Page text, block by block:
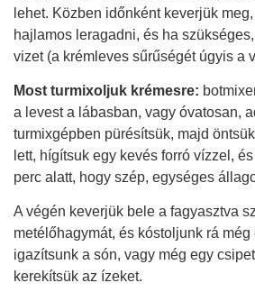
lehet. Közben időnként keverjük
hajlamos leragadni, és ha
vizet (a krémleves sűrűségét úgyis a
Most turmixoljuk krémesre:
a levest a lábasban, vagy óvatosan,
turmixgépben pürésítsük, majd
lett, hígítsuk egy kevés forró vízzel,
perc alatt, hogy szép, egységes
A végén keverjük bele a fagyasztva
metélőhagymát, és kóstoljunk rá még
igazítsunk a són, vagy még egy
kerekítsük az ízeket.